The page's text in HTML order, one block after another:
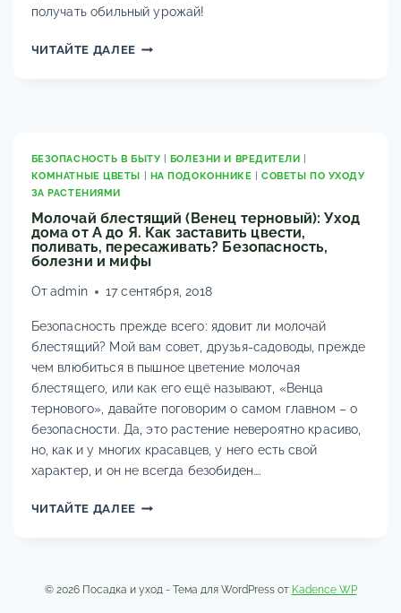
получать обильный урожай!
ЧИТАЙТЕ ДАЛЕЕУХОД
ОБРЕЗКА
И
БЕЗОПАСНОСТЬ В БЫТУ | БОЛЕЗНИ И ВРЕДИТЕЛИ |
КОМНАТНЫЕ ЦВЕТЫ | НА ПОДОКОННИКЕ |СОВЕТЫ ПО УХОДУ
ЗА РАСТЕНИЯМИ
Молочай блестящий (Венец терновый): Уход
дома от А до Я. Как заставить цвести,
поливать, пересаживать? Безопасность,
болезни и мифы
Отadmin 17 сентября, 2018
Безопасность прежде всего: ядовит ли молочай
блестящий? Мой вам совет, друзья-садоводы, прежде
чем влюбиться в пышное цветение молочая
блестящего, или как его ещё называют, «Венца
тернового», давайте поговорим о самом главном – о
безопасности. Да, это растение невероятно красиво,
но, как и у многих красавцев, у него есть свой
характер, и он не всегда безобиден….
ЧИТАЙТЕ ДАЛЕЕМОЛОЧАЙ
ДОМА
© 2026 Посадка и уход - Тема для WordPress от Kadence WP